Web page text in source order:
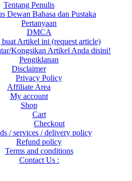
Tentang Penulis
Dewan Bahasa dan Pustaka
Pertanyaan
DMCA
Artikel ini (request article)
Kongsikan Artikel Anda disini!
Pengiklanan
Disclaimer
Privacy Policy
Affiliate Area
My account
Shop
Cart
Checkout
/ services / delivery policy
Refund policy
Terms and conditions
Contact Us :